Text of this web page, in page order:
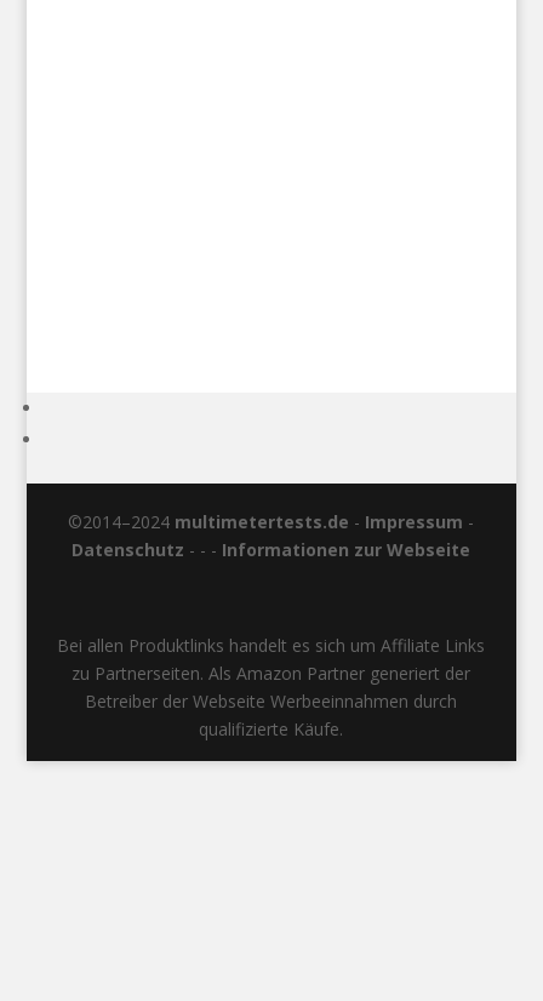
©2014–2024 multimetertests.de - Impressum -
Datenschutz - - - Informationen zur Webseite
Bei allen Produktlinks handelt es sich um Affiliate Links
zu Partnerseiten. Als Amazon Partner generiert der
Betreiber der Webseite Werbeeinnahmen durch
qualifizierte Käufe.